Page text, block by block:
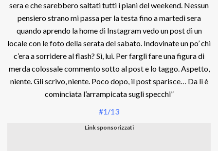
sera e che sarebbero saltati tutti i piani del weekend. Nessun
pensiero strano mi passa per la testa fino a martedì sera
quando aprendo la home di Instagram vedo un post di un
locale con le foto della serata del sabato. Indovinate un po’ chi
c’era a sorridere al flash? Sì, lui. Per fargli fare una figura di
merda colossale commento sotto al post e lo taggo. Aspetto,
niente. Gli scrivo, niente. Poco dopo, il post sparisce… Da lì è
cominciata l’arrampicata sugli specchi”
#1/13